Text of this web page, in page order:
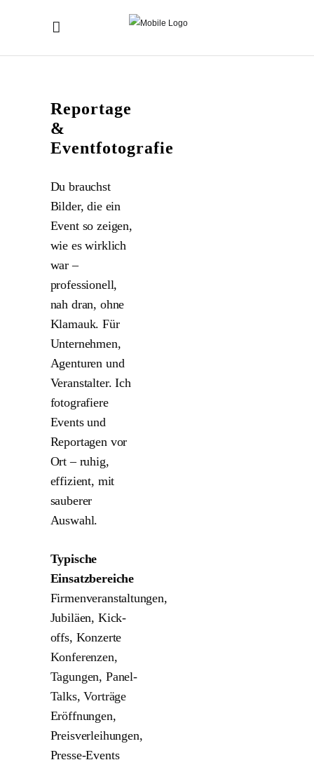
Reportage
&
Eventfotografie
Du brauchst
Bilder, die ein
Event so zeigen,
wie es wirklich
war –
professionell,
nah dran, ohne
Klamauk. Für
Unternehmen,
Agenturen und
Veranstalter. Ich
fotografiere
Events und
Reportagen vor
Ort – ruhig,
effizient, mit
sauberer
Auswahl.
Typische
Einsatzbereiche
Firmenveranstaltungen,
Jubiläen, Kick-
offs, Konzerte
Konferenzen,
Tagungen, Panel-
Talks, Vorträge
Eröffnungen,
Preisverleihungen,
Presse-Events